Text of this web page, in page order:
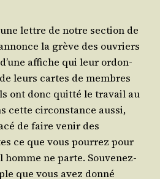
lettre de notre sec­tion de
la grève des ouvriers
affiche qui leur ordon­
leurs cartes de membres
ont donc quit­té le tra­vail au
cette cir­cons­tance aus­si,
de faire venir des
ce que vous pour­rez pour
homme ne parte. Sou­ve­nez-
que vous avez don­né